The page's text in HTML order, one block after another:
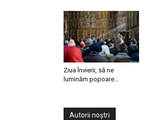
Ziua Învierii, să ne
luminăm popoare…
Autorii noștri